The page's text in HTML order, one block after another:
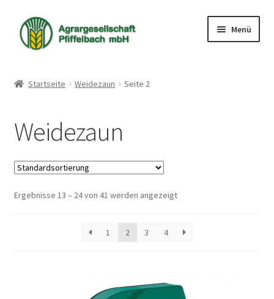
Zur
Navigation
springen
Zum
Inhalt
springen
Menü
Kasse
Mein Konto
Startseite Weidezaun Seite 2
Weidezaun
Ergebnisse 13 – 24 von 41 werden angezeigt
1 2 3 4